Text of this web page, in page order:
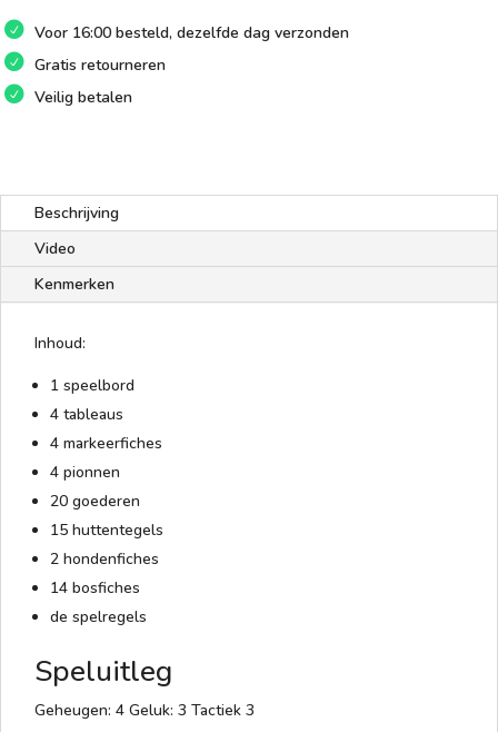
Voor 16:00 besteld, dezelfde dag verzonden
Gratis retourneren
Veilig betalen
Beschrijving
Video
Kenmerken
Inhoud:
1 speelbord
4 tableaus
4 markeerfiches
4 pionnen
20 goederen
15 huttentegels
2 hondenfiches
14 bosfiches
de spelregels
Speluitleg
Geheugen: 4 Geluk: 3 Tactiek 3